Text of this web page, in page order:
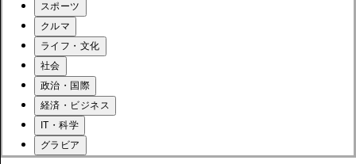
スポーツ
クルマ
ライフ・文化
社会
政治・国際
経済・ビジネス
IT・科学
グラビア